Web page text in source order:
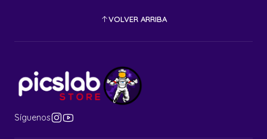
VOLVER ARRIBA
Síguenos